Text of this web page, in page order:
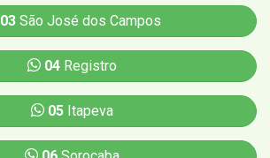
03São José dos Campos
04Registro
05Itapeva